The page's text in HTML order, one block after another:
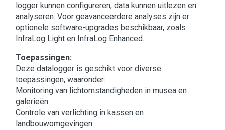
logger kunnen configureren, data kunnen uitlezen en
analyseren. Voor geavanceerdere analyses zijn er
optionele software-upgrades beschikbaar, zoals
InfraLog Light en InfraLog Enhanced.
Toepassingen:
Deze datalogger is geschikt voor diverse
toepassingen, waaronder:​
Monitoring van lichtomstandigheden in musea en
galerieën.
Controle van verlichting in kassen en
landbouwomgevingen.